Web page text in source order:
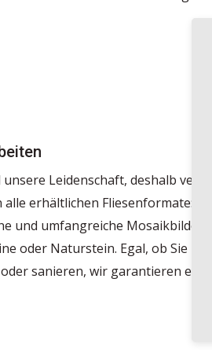
unsere Leidenschaft, deshalb
alle erhältlichen Fliesenformate:
und umfangreiche Mosaikbilder,
oder Naturstein. Egal, ob Sie
sanieren, wir garantieren eine